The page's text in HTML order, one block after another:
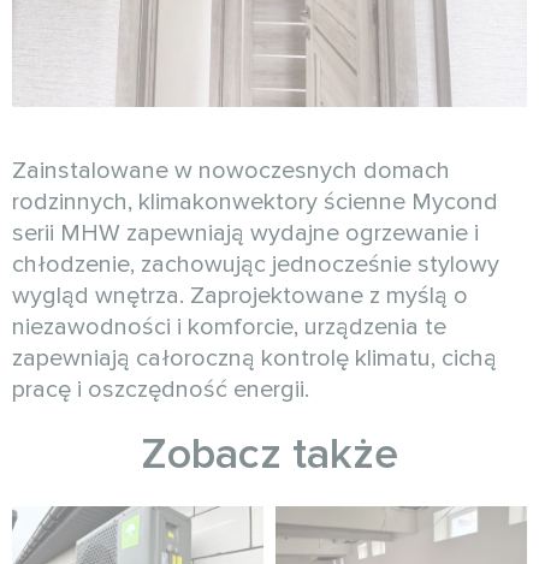
Zainstalowane w nowoczesnych domach
rodzinnych, klimakonwektory ścienne Mycond
serii MHW zapewniają wydajne ogrzewanie i
chłodzenie, zachowując jednocześnie stylowy
wygląd wnętrza. Zaprojektowane z myślą o
niezawodności i komforcie, urządzenia te
zapewniają całoroczną kontrolę klimatu, cichą
pracę i oszczędność energii.
Zobacz także